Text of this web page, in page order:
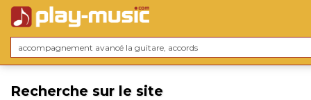
Recherche sur le site